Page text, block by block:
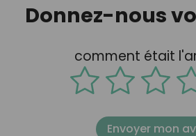
Donnez-nous
comment était
Envoyer mon